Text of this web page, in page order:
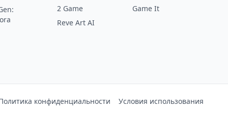
2 Game
Game It
Reve Art AI
конфиденциальности Условия использования